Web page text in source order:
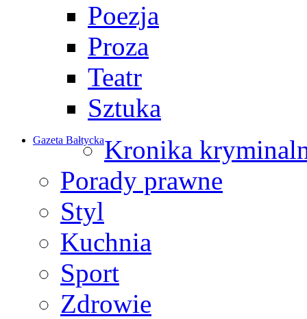
Poezja
Proza
Teatr
Sztuka
Gazeta BałtyckaKronika
Porady prawne
Styl
Kuchnia
Sport
Zdrowie